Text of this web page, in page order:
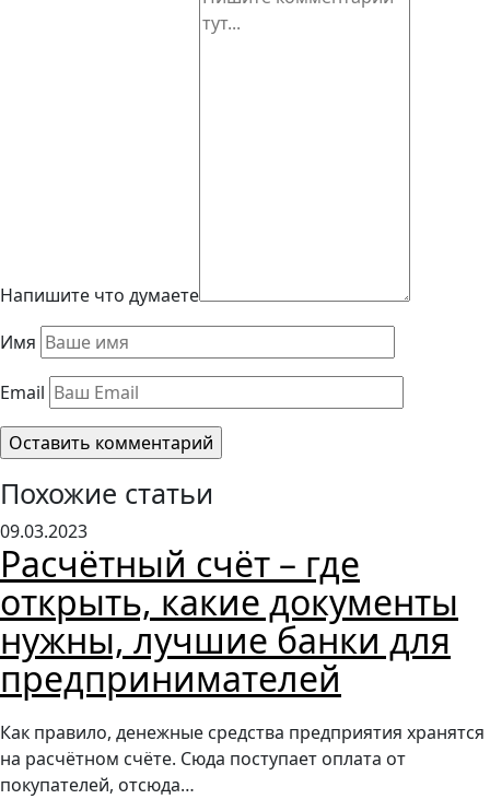
Напишите что думаете
Имя
Email
Похожие статьи
09.03.2023
Расчётный счёт – где
открыть, какие документы
нужны, лучшие банки для
предпринимателей
Как правило, денежные средства предприятия хранятся
на расчётном счёте. Сюда поступает оплата от
покупателей, отсюда…